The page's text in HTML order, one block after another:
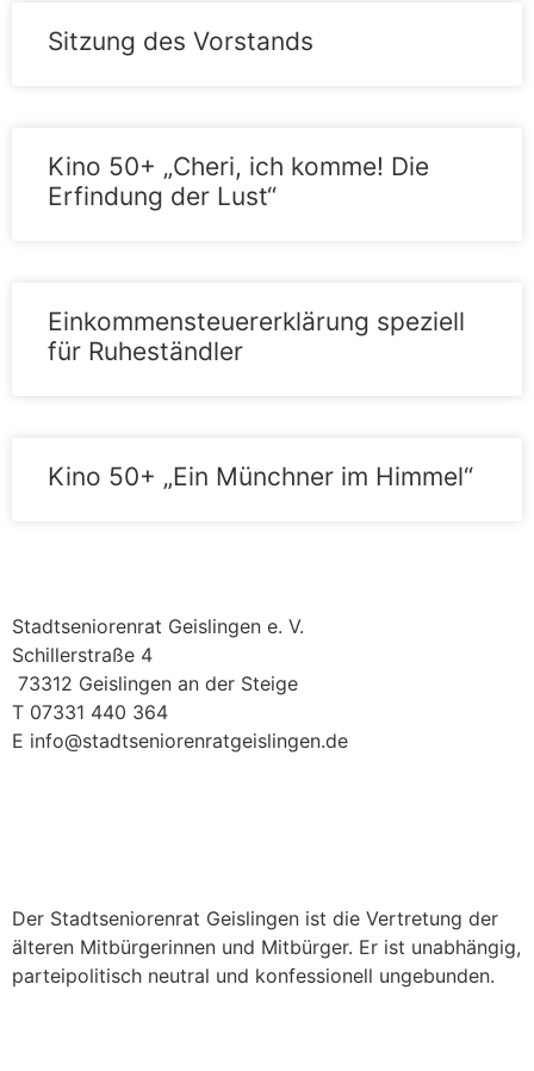
Sitzung des Vorstands
Kino 50+ „Cheri, ich komme! Die
Erfindung der Lust“
Einkommensteuererklärung speziell
für Ruheständler
Kino 50+ „Ein Münchner im Himmel“
Stadtseniorenrat Geislingen e. V.
Schillerstraße 4
73312 Geislingen an der Steige
T 07331 440 364
E info@stadtseniorenratgeislingen.de
Der Stadtseniorenrat Geislingen ist die Vertretung der
älteren Mitbürgerinnen und Mitbürger. Er ist unabhängig,
parteipolitisch neutral und konfessionell ungebunden.